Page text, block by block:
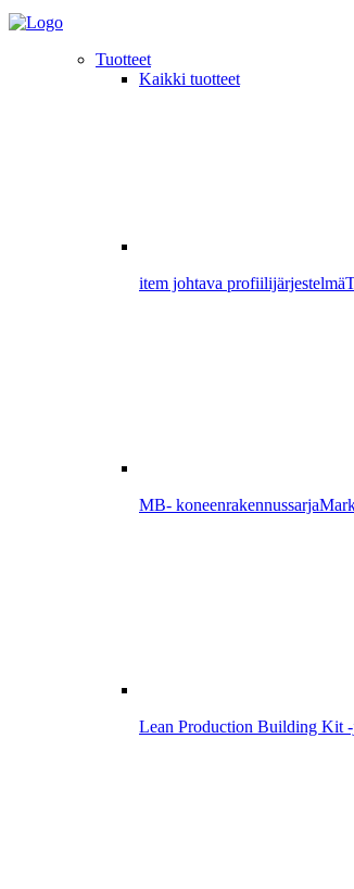
Tuotteet
Kaikki tuotteet
item johtava profiilijärjestelmä
MB- koneenrakennussarja
Lean Production Building Kit -